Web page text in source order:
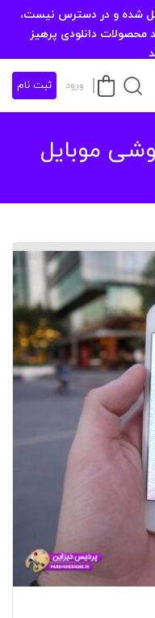
شده و در دسترس نیست،
محصولات دانلودی پرهیز
ورود ثبت نام
موبایل